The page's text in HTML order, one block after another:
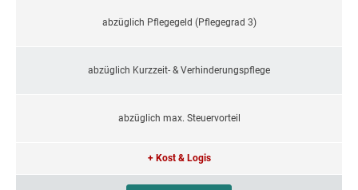
abzüglich Pflegegeld (Pflegegrad 3)
abzüglich Kurzzeit- & Verhinderungspflege
abzüglich max. Steuervorteil
+ Kost & Logis